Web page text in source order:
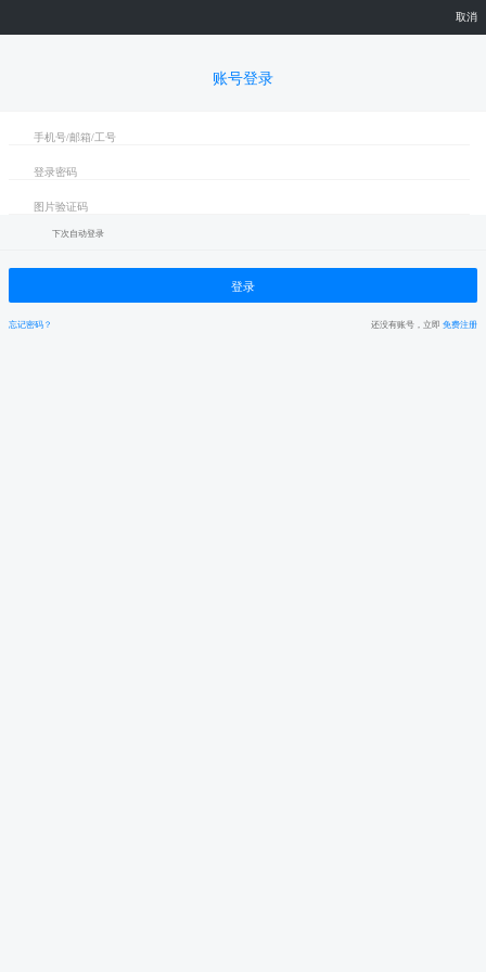
取消
账号登录
下次自动登录
登录
忘记密码？ 还没有账号，立即 免费注册